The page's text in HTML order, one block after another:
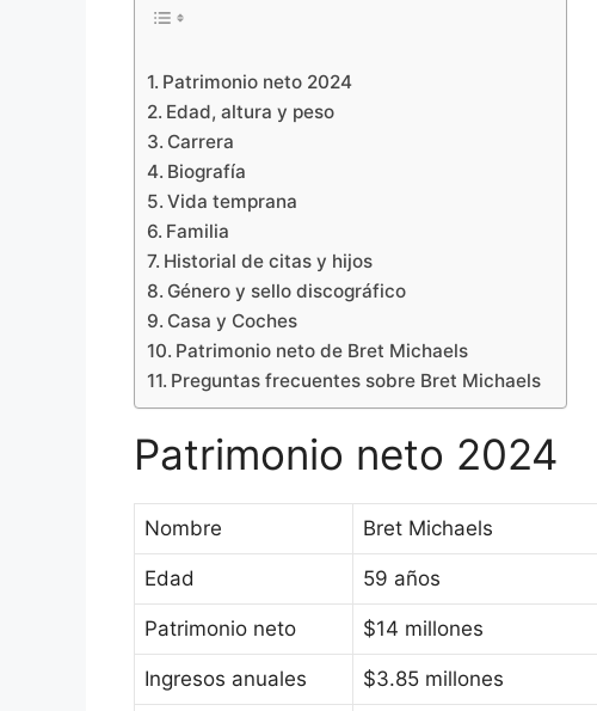
Patrimonio neto 2024
Edad, altura y peso
Carrera
Biografía
Vida temprana
Familia
Historial de citas y hijos
Género y sello discográfico
Casa y Coches
Patrimonio neto de Bret Michaels
Preguntas frecuentes sobre Bret Michaels
Patrimonio neto 2024
Nombre Bret Michaels
Edad 59 años
Patrimonio neto $14 millones
Ingresos anuales $3.85 millones